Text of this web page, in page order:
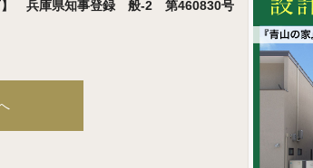
】 兵庫県知事登録 般-2 第460830号